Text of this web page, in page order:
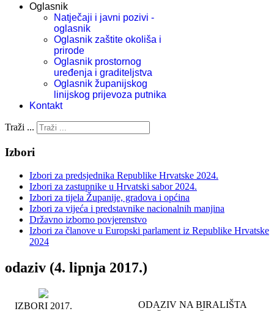
Oglasnik
Natječaji i javni pozivi -
oglasnik
Oglasnik zaštite okoliša i
prirode
Oglasnik prostornog
uređenja i graditeljstva
Oglasnik županijskog
linijskog prijevoza putnika
Kontakt
Traži ...
Izbori
Izbori za predsjednika Republike Hrvatske 2024.
Izbori za zastupnike u Hrvatski sabor 2024.
Izbori za tijela Županije, gradova i općina
Izbori za vijeća i predstavnike nacionalnih manjina
Državno izborno povjerenstvo
Izbori za članove u Europski parlament iz Republike Hrvatske
2024
odaziv (4. lipnja 2017.)
IZBORI 2017.
ODAZIV NA BIRALIŠTA